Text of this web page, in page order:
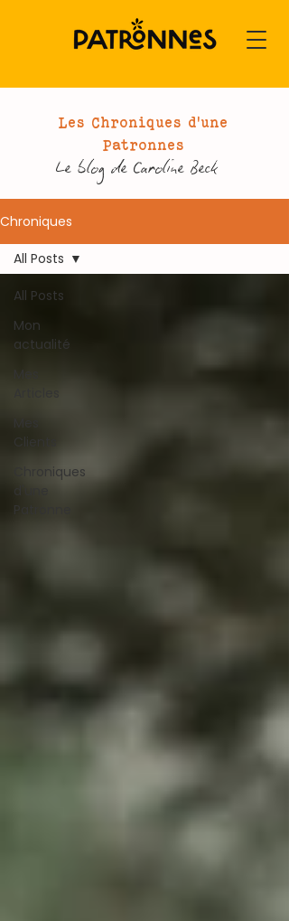
Les Chroniques d'une
Patronnes
Le blog de Caroline Beck
Chroniques
All Posts
Mon
actualité
Clients
Chroniques
d'une
Patronne
All Posts